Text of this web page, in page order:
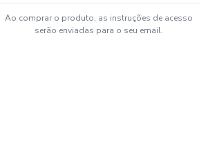
Ao comprar o produto, as instruções de acesso
serão enviadas para o seu email.